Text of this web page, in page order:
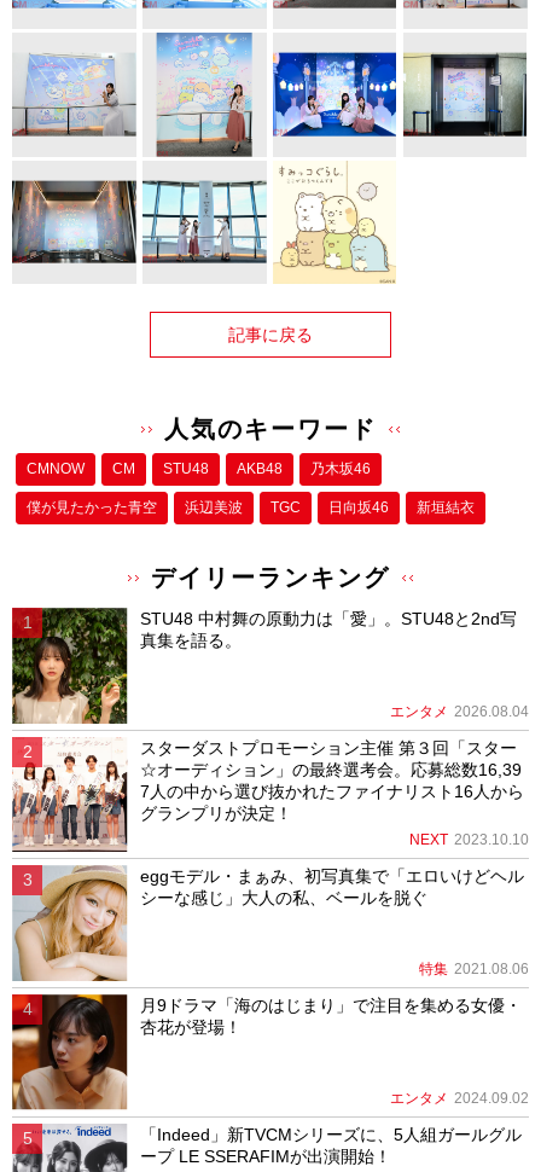
記事に戻る
人気のキーワード
CMNOW CM STU48 AKB48 乃木坂46
僕が⾒たかった⻘空 浜辺美波 TGC 日向坂46 新垣結衣
デイリーランキング
STU48 中村舞の原動力は「愛」。STU48と2nd写
真集を語る。
エンタメ 2026.08.04
スターダストプロモーション主催 第３回「スター
☆オーディション」の最終選考会。応募総数16,39
7人の中から選び抜かれたファイナリスト16人から
グランプリが決定！
NEXT 2023.10.10
eggモデル・まぁみ、初写真集で「エロいけどヘル
シーな感じ」大人の私、ベールを脱ぐ
特集 2021.08.06
月9ドラマ「海のはじまり」で注目を集める女優・
杏花が登場！
エンタメ 2024.09.02
「Indeed」新TVCMシリーズに、5人組ガールグル
ープ LE SSERAFIMが出演開始！